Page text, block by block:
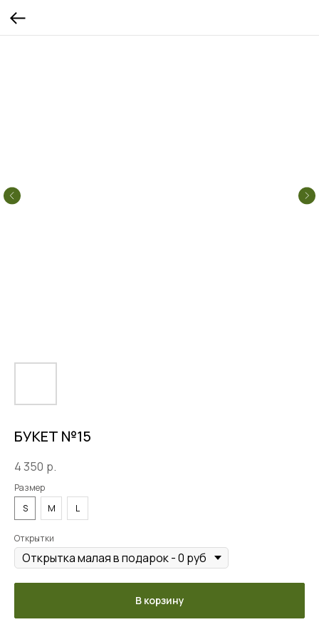
БУКЕТ №15
4 350 р.
Размер
S
M L
Открытки
В корзину